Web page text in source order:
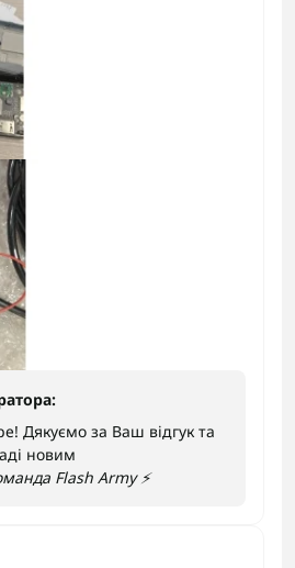
Дякуємо за Ваш відгук та
новим
Flash Army ⚡️